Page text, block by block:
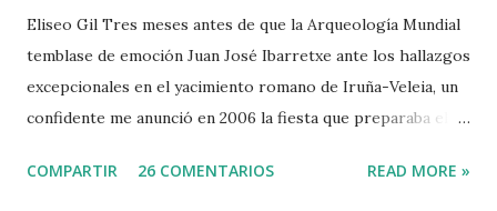
Eliseo Gil Tres meses antes de que la Arqueología Mundial
temblase de emoción Juan José Ibarretxe ante los hallazgos
excepcionales en el yacimiento romano de Iruña-Veleia, un
confidente me anunció en 2006 la fiesta que preparaba el
primer calvario de la Cristiandad (con un sonrojante RIP en
COMPARTIR 26 COMENTARIOS READ MORE »